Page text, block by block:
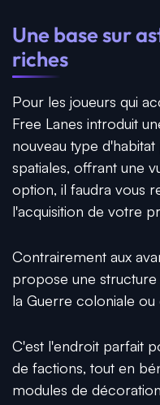
Une base sur
riches
Pour les joueurs qui
Free Lanes introduit
nouveau type
spatiales, offrant une
option, il faudra vous
l'acquisition de votre
Contrairement aux
propose une
la Guerre coloniale ou
C'est l'endroit parfait
de factions, tout en
modules de